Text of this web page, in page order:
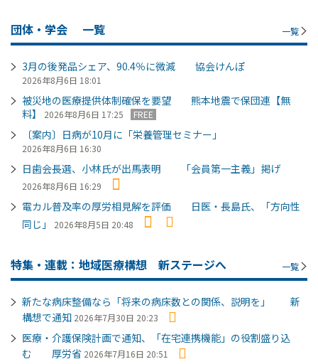
団体・学会 一覧 一覧
3月の後発品シェア、90.4％に微減 協会けんぽ
2026年8月6日 18:01
被災地の医療提供体制確保を要望 熊本地震で保団連【無
料】
2026年8月6日 17:25 FREE
〔案内〕日病が10月に「栄養管理セミナー」
2026年8月6日 16:30
日歯会長選、小林氏が出馬表明 「会員第一主義」掲げ
2026年8月6日 16:29
電カル普及率の厚労相見解を評価 日医・長島氏、「方向性
同じ」
2026年8月5日 20:48
特集・連載：地域医療構想 新ステージへ 一覧
新たな病床整備なら「将来の病床数との関係、説明を」 新
構想で通知 2026年7月30日 20:23
医療・介護保険計画で通知、「在宅連携機能」の役割盛り込
む 厚労省 2026年7月16日 20:51